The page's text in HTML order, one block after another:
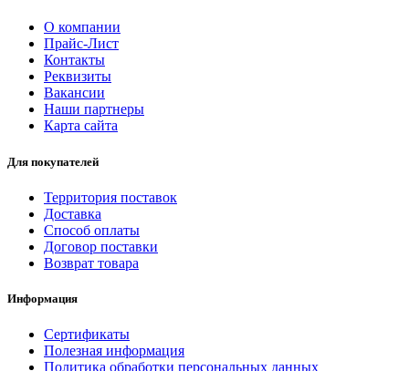
О компании
Прайс-Лист
Контакты
Реквизиты
Вакансии
Наши партнеры
Карта сайта
Для покупателей
Территория поставок
Доставка
Способ оплаты
Договор поставки
Возврат товара
Информация
Сертификаты
Полезная информация
Политика обработки персональных данных